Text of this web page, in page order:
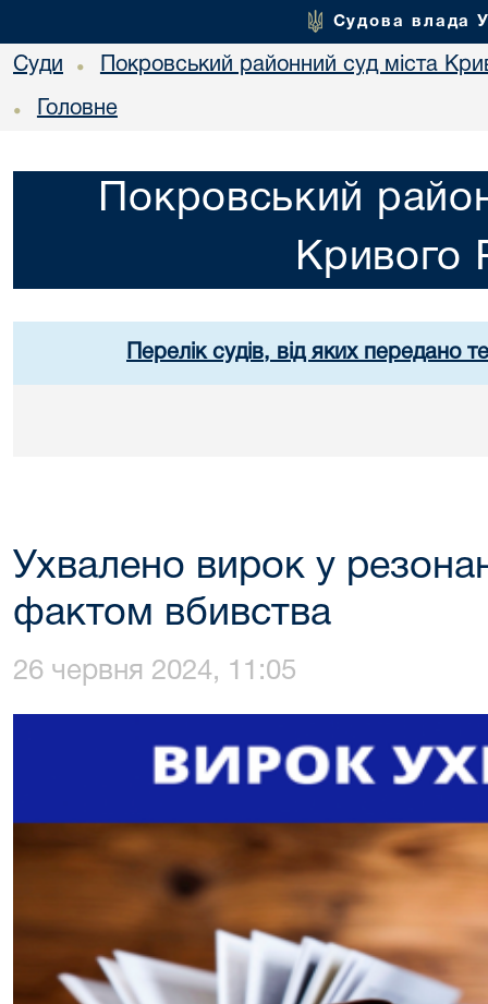
Судова влада
Суди • Покровський районний суд міста
• Головне
Покровський
Кривого
Перелік судів, від яких передано
Ухвалено вирок у
фактом вбивства
26 червня 2024, 11:05